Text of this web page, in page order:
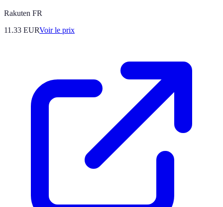
Rakuten FR
11.33 EURVoir le prix